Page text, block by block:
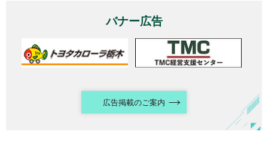
バナー広告
広告掲載のご案内